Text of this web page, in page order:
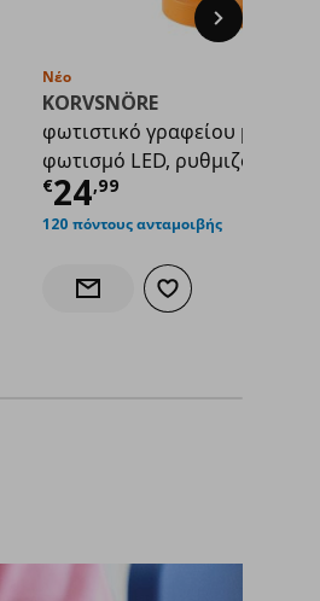
Νέο
KORVSNÖRE
φωτιστικό γραφείου με
φωτισμό LED, ρυθμιζόμενης
€24,99
Τρέχουσα τιμή
120 πόντους ανταμοιβής
Ενημέρωση διαθεσιμότητας
Προσθήκη στα
Next